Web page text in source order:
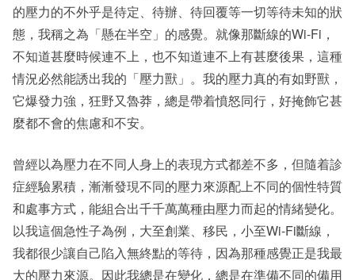
的壓力的不外乎是待定、待辦、待回覆等一切等待未知的狀
態，我稱之為「懸在半空」的感覺。就像那斷線的Wi-Fi，
不知道甚麼時候連不上，也不知道連不上有甚麼後果，這種
情況必然能誘出我的「壓力獸」。我的壓力真的有如野獸，
它爆發力強，狂野又魯莽，總是帶着憤怒同行，好掩飾它甚
麼都不會的焦慮和不安。
曾經以為壓力在不同人身上的表現方式都差不多，但隨着診
症經驗累積，漸漸發現不同的壓力來源配上不同的個性特質
和處事方式，能組合出千千萬萬種由壓力而起的情緒變化。
以我這個急性子為例，大至創業、移民，小至Wi-Fi斷線，
我都很少讓自己陷入無終點的等待，因為那種感覺正是我最
大的壓力來源。因此我總是在變化，總是在準備不同的備用